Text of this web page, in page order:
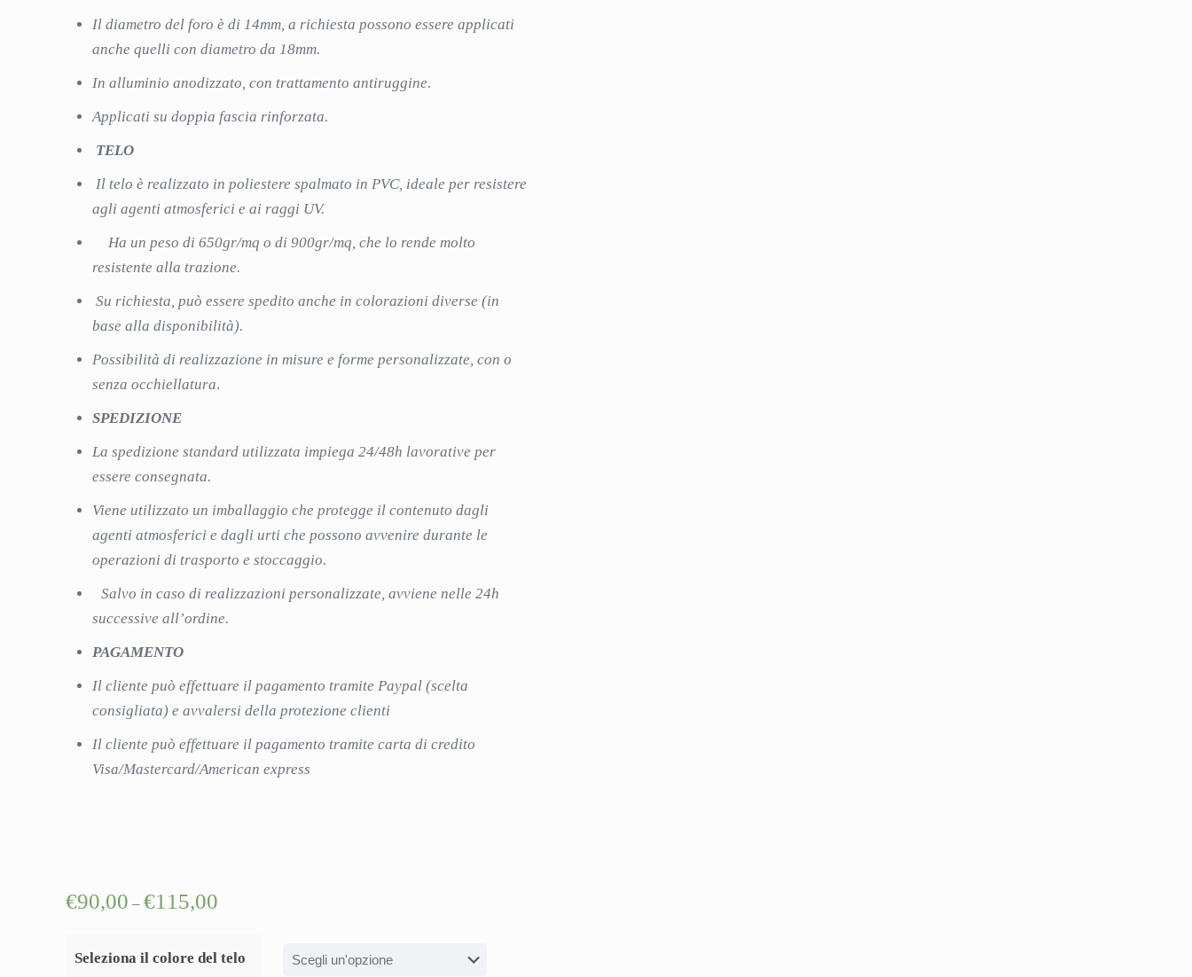
Il diametro del foro è di 14mm, a richiesta possono essere applicati
anche quelli con diametro da 18mm.
In alluminio anodizzato, con trattamento antiruggine.
Applicati su doppia fascia rinforzata.
TELO
Il telo è realizzato in poliestere spalmato in PVC, ideale per resistere
agli agenti atmosferici e ai raggi UV.
Ha un peso di 650gr/mq o di 900gr/mq, che lo rende molto
resistente alla trazione.
Su richiesta, può essere spedito anche in colorazioni diverse (in
base alla disponibilità).
Possibilità di realizzazione in misure e forme personalizzate, con o
senza occhiellatura.
SPEDIZIONE
La spedizione standard utilizzata impiega 24/48h lavorative per
essere consegnata.
Viene utilizzato un imballaggio che protegge il contenuto dagli
agenti atmosferici e dagli urti che possono avvenire durante le
operazioni di trasporto e stoccaggio.
Salvo in caso di realizzazioni personalizzate, avviene nelle 24h
successive all’ordine.
PAGAMENTO
Il cliente può effettuare il pagamento tramite Paypal (scelta
consigliata) e avvalersi della protezione clienti
Il cliente può effettuare il pagamento tramite carta di credito
Visa/Mastercard/American express
€90,00 – €115,00
Seleziona il colore del telo
Chi Siamo